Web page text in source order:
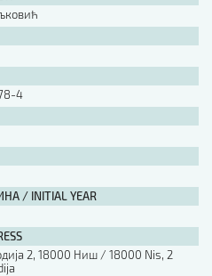
4
/ INITIAL YEAR
2, 18000 Ниш / 18000 Nis, 2